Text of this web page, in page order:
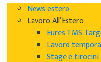
News estero
Lavoro All’Estero
Eures TMS
Lavoro
Stage e tirocini